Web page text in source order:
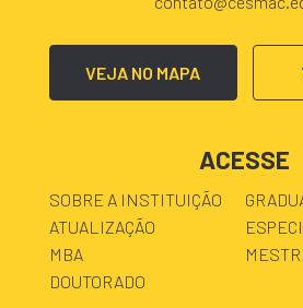
VEJA NO MAPA
ACESSE
SOBRE A INSTITUIÇÃO
ATUALIZAÇÃO
MBA
DOUTORADO